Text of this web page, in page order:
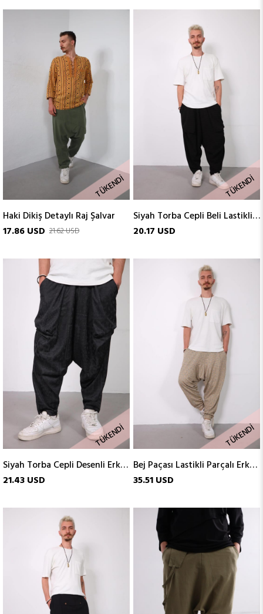
TÜKENDI
Haki Dikiş Detaylı Raj Şalvar
17.86 USD 21.62 USD
TÜKENDI
Siyah Torba Cepli Beli Lastikli Çizgili Erkek Şalvar
20.17 USD
TÜKENDI
Siyah Torba Cepli Desenli Erkek Şalvar
21.43 USD
TÜKENDI
Bej Paçası Lastikli Parçalı Erkek Şalvar
35.51 USD